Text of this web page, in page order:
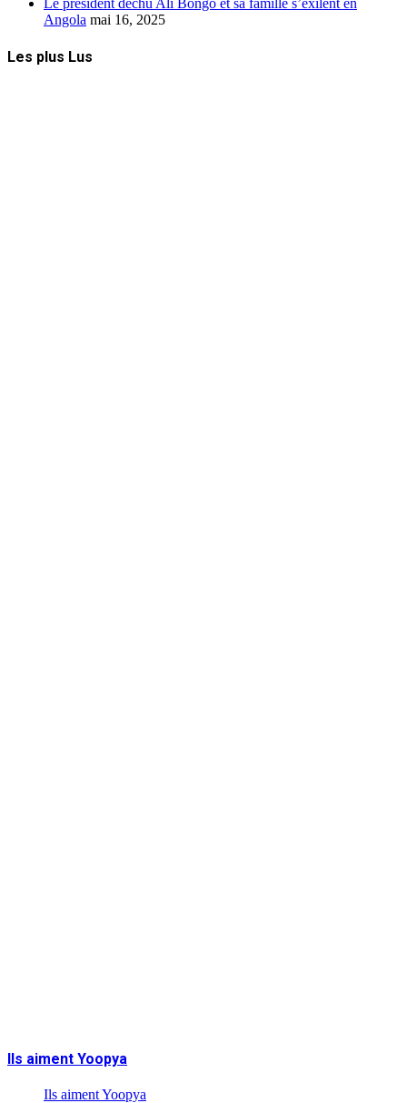
Le président déchu Ali Bongo et sa famille s’exilent en
Angola mai 16, 2025
Les plus Lus
Ils aiment Yoopya
Ils aiment Yoopya